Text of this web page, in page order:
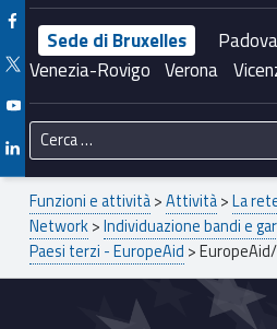
Sede di Bruxelles Padova
Venezia-Rovigo Verona
Facebook Unioncamere Veneto
Twitter Unioncamere Veneto
Youtube Unioncamere Veneto
Linkedin Unioncamere Veneto
Ricerca per:
Breadcrumbs navigation
Funzioni e attività>Attività>La
Network>Individuazione bandi e
Paesi terzi - EuropeAid >